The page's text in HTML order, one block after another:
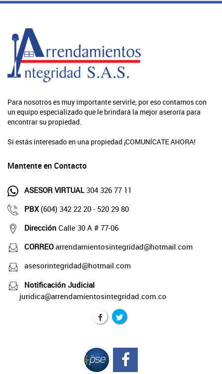
Para nosotros es muy importante servirle, por eso contamos con
un equipo especializado que le brindará la mejor aseroría para
encontrar su propiedad.
Si estás interesado en una propiedad ¡COMUNÍCATE AHORA!
Mantente en Contacto
ASESOR VIRTUAL304 326 77 11
PBX (604) 342 22 20 - 520 29 80
Dirección Calle 30 A # 77-06
CORREO arrendamientosintegridad@hotmail.com
asesorintegridad@hotmail.com
Notificación Judicial
juridica@arrendamientosintegridad.com.co